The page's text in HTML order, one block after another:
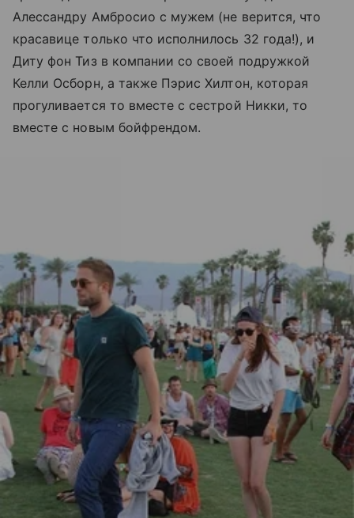
Алессандру Амбросио с мужем (не верится, что
красавице только что исполнилось 32 года!), и
Диту фон Тиз в компании со своей подружкой
Келли Осборн, а также Пэрис Хилтон, которая
прогуливается то вместе с сестрой Никки, то
вместе с новым бойфрендом.